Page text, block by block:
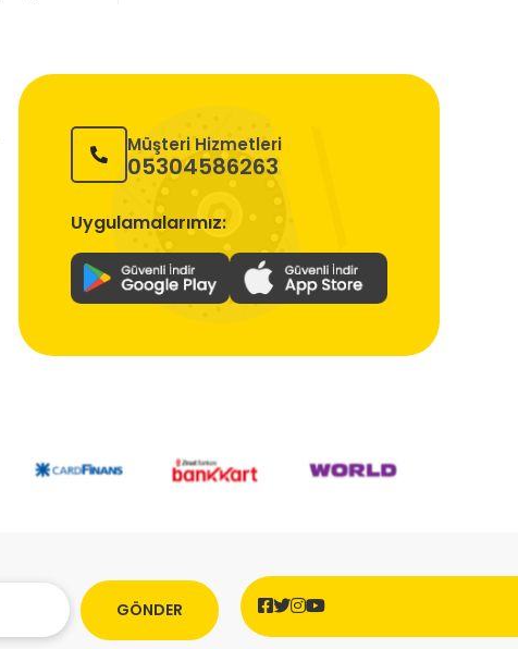
Müşteri Hizmetleri
05304586263
Uygulamalarımız:
GÖNDER